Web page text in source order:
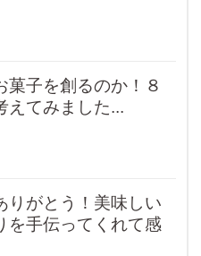
菓子を創るのか！８
えてみました...
りがとう！美味しい
を手伝ってくれて感